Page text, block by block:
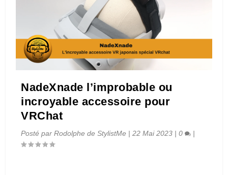
NadeXnade l’improbable ou
incroyable accessoire pour
VRChat
Posté parRodolphe de StylistMe |22 Mai 2023 |0 |